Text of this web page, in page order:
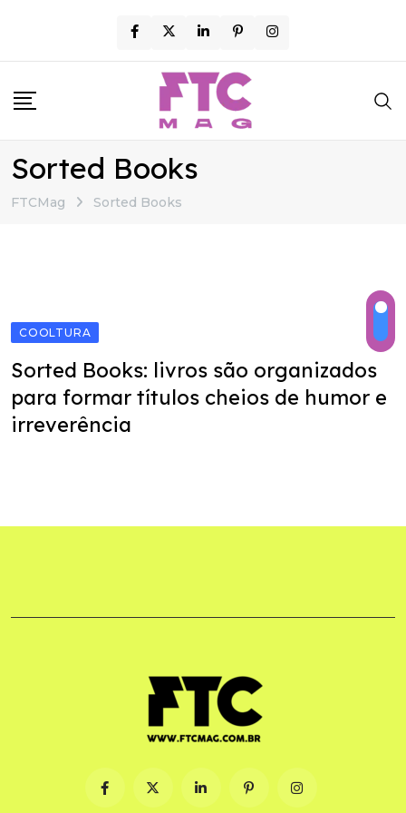
content
Sorted Books
FTCMag Sorted Books
COOLTURA
Sorted Books: livros são organizados
para formar títulos cheios de humor e
irreverência